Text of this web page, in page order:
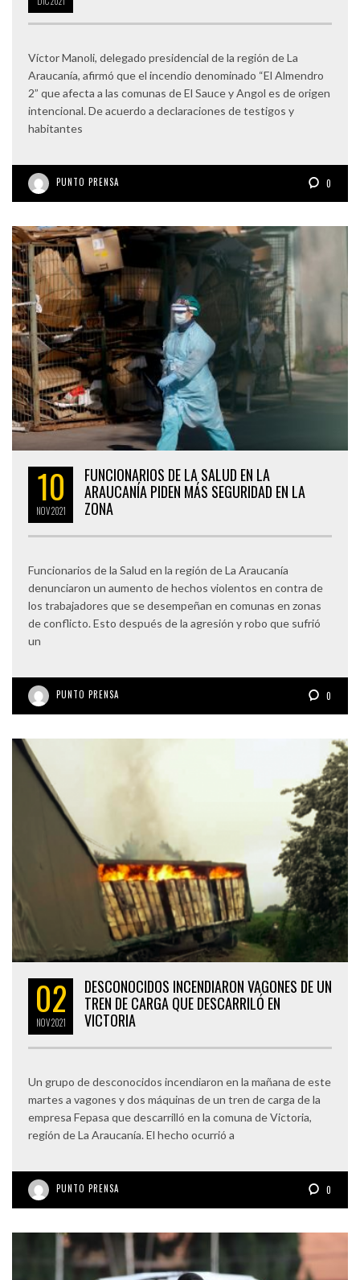
Víctor Manoli, delegado presidencial de la región de La
Araucanía, afirmó que el incendio denominado “El Almendro
2” que afecta a las comunas de El Sauce y Angol es de origen
intencional. De acuerdo a declaraciones de testigos y
habitantes
PUNTO PRENSA 0
10
NOV2021
FUNCIONARIOS DE LA SALUD EN LA
ARAUCANÍA PIDEN MÁS SEGURIDAD EN LA
ZONA
Funcionarios de la Salud en la región de La Araucanía
denunciaron un aumento de hechos violentos en contra de
los trabajadores que se desempeñan en comunas en zonas
de conflicto. Esto después de la agresión y robo que sufrió
un
PUNTO PRENSA 0
02
NOV2021
DESCONOCIDOS INCENDIARON VAGONES DE UN
TREN DE CARGA QUE DESCARRILÓ EN
VICTORIA
Un grupo de desconocidos incendiaron en la mañana de este
martes a vagones y dos máquinas de un tren de carga de la
empresa Fepasa que descarrilló en la comuna de Victoria,
región de La Araucanía. El hecho ocurrió a
PUNTO PRENSA 0